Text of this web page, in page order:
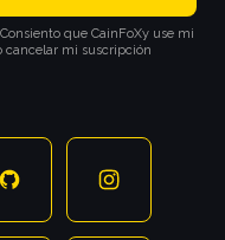
que CainFoXy use mi
cancelar mi suscripción